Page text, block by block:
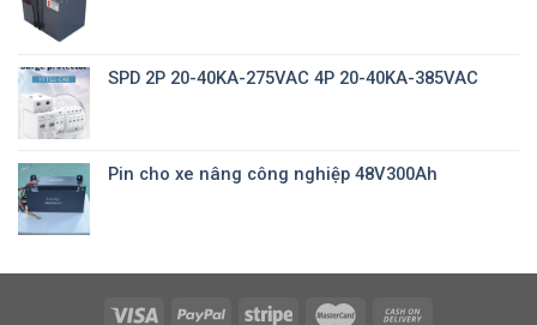
SPD 2P 20-40KA-275VAC 4P 20-40KA-385VAC
Pin cho xe nâng công nghiệp 48V300Ah